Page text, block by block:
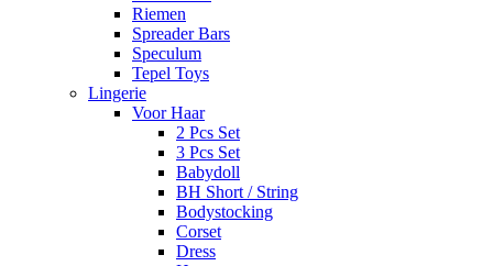
Riemen
Spreader Bars
Speculum
Tepel Toys
Lingerie
Voor Haar
2 Pcs Set
3 Pcs Set
Babydoll
BH Short / String
Bodystocking
Corset
Dress